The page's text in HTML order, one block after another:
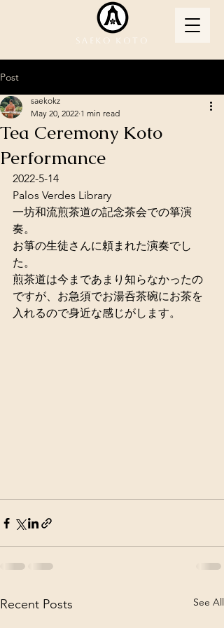
Saeko Koto
Post
Tea Ceremony Koto
Performance
saekokz
May 20, 2022 1 min read
2022-5-14
Palos Verdes Library
一坊和流煎茶道の記念茶会での箏演
奏。
お箏の生徒さんに頼まれた演奏でし
た。
煎茶道は今まであまり知らなかったの
ですが、お急須でお湯呑茶碗にお茶を
入れるので身近な感じがします。
Recent Posts See All